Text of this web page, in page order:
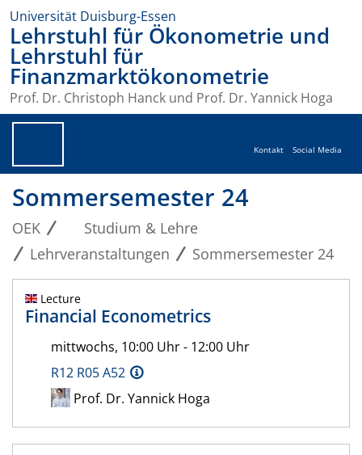
Universität Duisburg-Essen
Lehrstuhl für Ökonometrie und
Lehrstuhl für
Finanzmarktökonometrie
Prof. Dr. Christoph Hanck und Prof. Dr. Yannick Hoga
Kontakt Social Media
Sommersemester 24
OEK
Studium & Lehre
Lehrveranstaltungen
Sommersemester 24
Lecture
Financial Econometrics
mittwochs, 10:00 Uhr - 12:00 Uhr
R12 R05 A52
Prof. Dr. Yannick Hoga